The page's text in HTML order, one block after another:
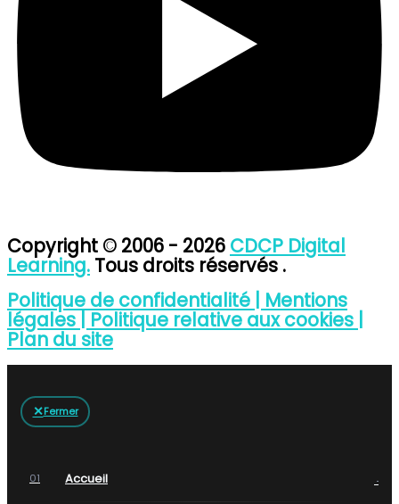
Copyright © 2006 - 2026 CDCP Digital
Learning. Tous droits réservés .
Politique de confidentialité | Mentions
légales | Politique relative aux cookies |
Plan du site
✕Fermer
01 Accueil →